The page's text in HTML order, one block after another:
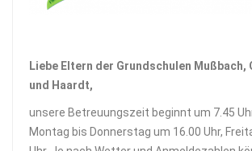
Liebe Eltern der Grundschulen Mußbach,
und Haardt,
unsere Betreuungszeit beginnt um 7.45
Montag bis Donnerstag um 16.00 Uhr,